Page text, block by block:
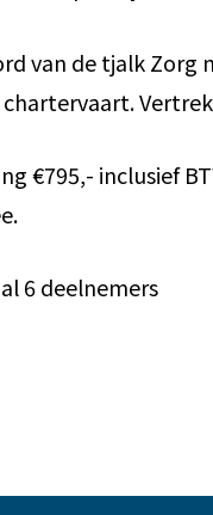
van de tjalk Zorg
€795,- inclusief
6 deelnemers